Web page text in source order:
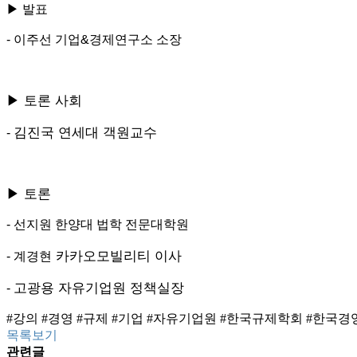
▶ 발표
- 이주선 기업&경제연구소 소장
▶ 토론 사회
- 김진국 연세대 객원교수
▶ 토론
- 선지원 한양대 법학 전문대학원
- 계경현 카카오모빌리티 이사
- 고광용 자유기업원 정책실장
#강의 #경영 #규제 #기업 #자유기업원 #한국규제학회 #한국경
목록보기
관련글